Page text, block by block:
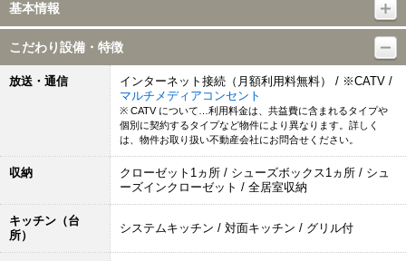
基本情報
こだわり設備・特徴
放送・通信
インターネット接続（月額利用料無料） / ※CATV /
マルチメディアコンセント
※ CATV について…利用料金は、共益費に含まれるタイプや
個別に契約するタイプなど物件により異なります。詳しく
は、物件お取り扱い不動産会社にお問合せください。
収納
クローゼット1ヵ所 / シューズボックス1ヵ所 / シュ
ーズインクローゼット / 全居室収納
キッチン（台
所）
システムキッチン / 対面キッチン / グリル付